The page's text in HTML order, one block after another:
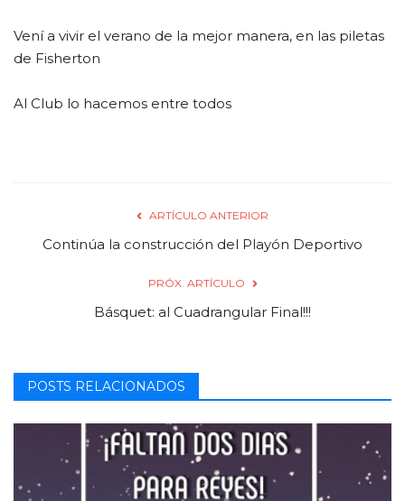
Vení a vivir el verano de la mejor manera, en las piletas
de Fisherton
Al Club lo hacemos entre todos
ARTÍCULO ANTERIOR
Continúa la construcción del Playón Deportivo
PRÓX. ARTÍCULO
Básquet: al Cuadrangular Final!!!
POSTS RELACIONADOS